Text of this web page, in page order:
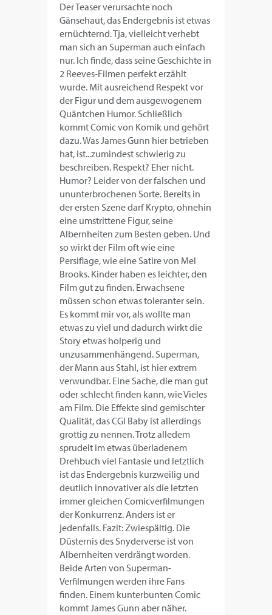
Der Teaser verursachte noch
Gänsehaut, das Endergebnis ist etwas
ernüchternd. Tja, vielleicht verhebt
man sich an Superman auch einfach
nur. Ich finde, dass seine Geschichte in
2 Reeves-Filmen perfekt erzählt
wurde. Mit ausreichend Respekt vor
der Figur und dem ausgewogenem
Quäntchen Humor. Schließlich
kommt Comic von Komik und gehört
dazu. Was James Gunn hier betrieben
hat, ist...zumindest schwierig zu
beschreiben. Respekt? Eher nicht.
Humor? Leider von der falschen und
ununterbrochenen Sorte. Bereits in
der ersten Szene darf Krypto, ohnehin
eine umstrittene Figur, seine
Albernheiten zum Besten geben. Und
so wirkt der Film oft wie eine
Persiflage, wie eine Satire von Mel
Brooks. Kinder haben es leichter, den
Film gut zu finden. Erwachsene
müssen schon etwas toleranter sein.
Es kommt mir vor, als wollte man
etwas zu viel und dadurch wirkt die
Story etwas holperig und
unzusammenhängend. Superman,
der Mann aus Stahl, ist hier extrem
verwundbar. Eine Sache, die man gut
oder schlecht finden kann, wie Vieles
am Film. Die Effekte sind gemischter
Qualität, das CGI Baby ist allerdings
grottig zu nennen. Trotz alledem
sprudelt im etwas überladenem
Drehbuch viel Fantasie und letztlich
ist das Endergebnis kurzweilig und
deutlich innovativer als die letzten
immer gleichen Comicverfilmungen
der Konkurrenz. Anders ist er
jedenfalls. Fazit: Zwiespältig. Die
Düsternis des Snyderverse ist von
Albernheiten verdrängt worden.
Beide Arten von Superman-
Verfilmungen werden ihre Fans
finden. Einem kunterbunten Comic
kommt James Gunn aber näher.